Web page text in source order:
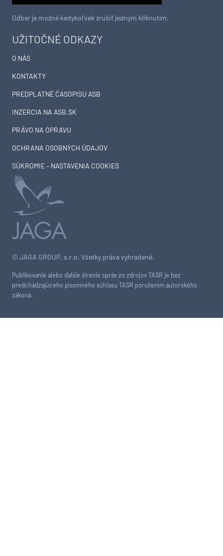
© JAGA GROUP, s.r.o. Všetky práva vyhradené.
Publikovanie alebo ďalšie šírenie správ zo zdrojov TASR je bez
predchádzajúceho písomného súhlasu TASR porušením autorského
zákona.
UŽITOČNÉ ODKAZY
O NÁS
KONTAKTY
PREDPLATNÉ ČASOPISU ASB
INZERCIA NA ASB.SK
PRÁVO NA OPRAVU
OCHRANA OSOBNÝCH ÚDAJOV
SÚKROMIE – NASTAVENIA COOKIES
Odber je možné kedykoľvek zrušiť jedným kliknutím.